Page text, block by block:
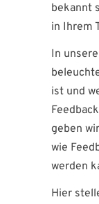
bekannt
in Ihrem
In
ist und
geben
wie
werden
Hier